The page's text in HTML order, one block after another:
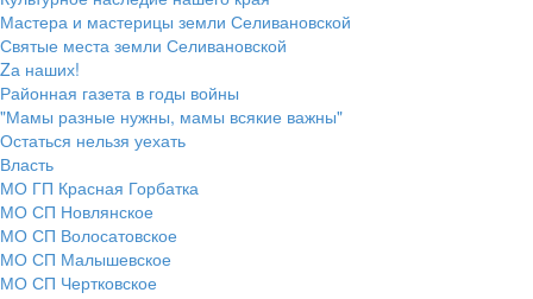
Мастера и мастерицы земли Селивановской
Святые места земли Селивановской
Zа наших!
Районная газета в годы войны
"Мамы разные нужны, мамы всякие важны"
Остаться нельзя уехать
Власть
МО ГП Красная Горбатка
МО СП Новлянское
МО СП Волосатовское
МО СП Малышевское
МО СП Чертковское